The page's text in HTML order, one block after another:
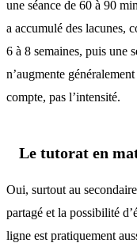
une séance de 60 à 90
a accumulé des lacunes,
6 à 8 semaines, puis une
n’augmente
compte, pas l’intensité.
Le tutorat en
Oui, surtout au
partagé et la possibilité
ligne est pratiquement